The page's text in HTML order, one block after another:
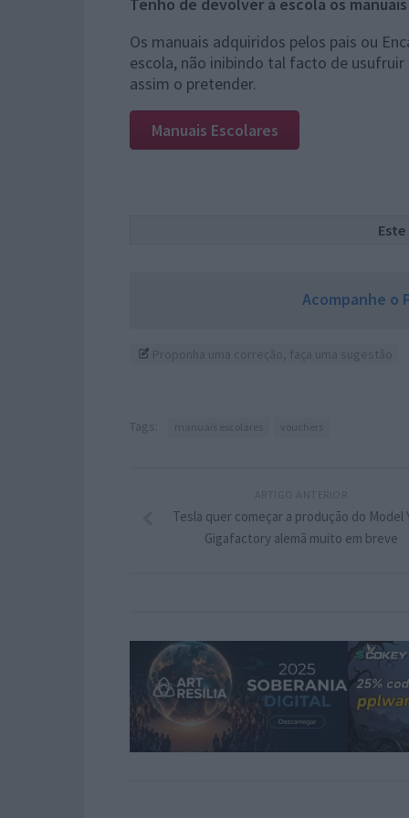
Os manuais adquiridos pelos pais ou
escola, não inibindo tal facto de
assim o pretender.
Manuais Escolares
Acompanhe o
Tags:
Tesla quer começar a produção do Model
Gigafactory alemã muito em breve